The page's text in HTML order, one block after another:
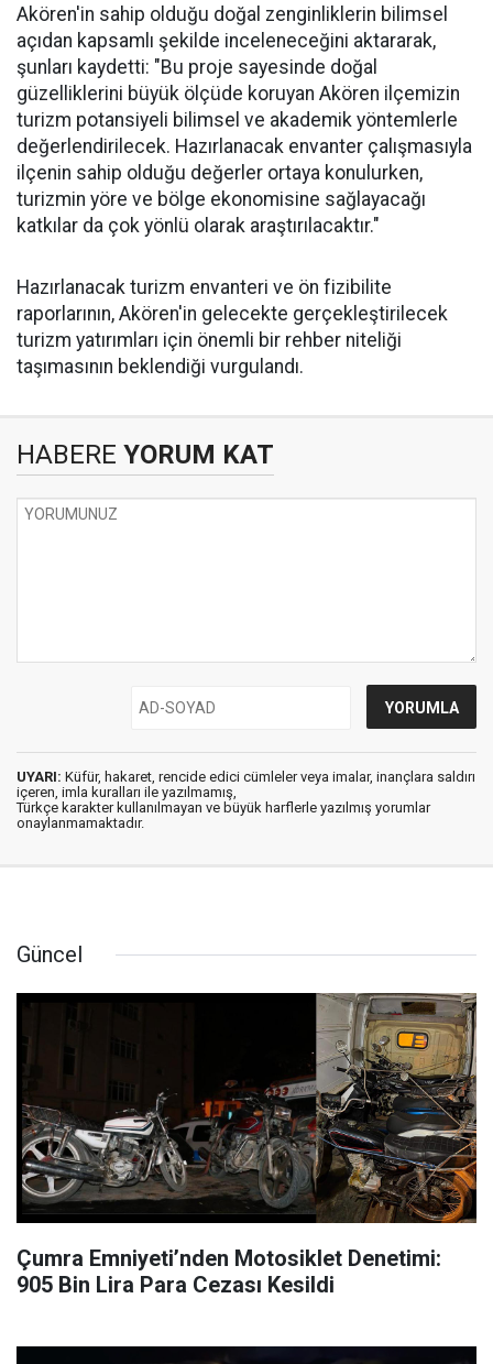
Akören'in sahip olduğu doğal zenginliklerin bilimsel
açıdan kapsamlı şekilde inceleneceğini aktararak,
şunları kaydetti: "Bu proje sayesinde doğal
güzelliklerini büyük ölçüde koruyan Akören ilçemizin
turizm potansiyeli bilimsel ve akademik yöntemlerle
değerlendirilecek. Hazırlanacak envanter çalışmasıyla
ilçenin sahip olduğu değerler ortaya konulurken,
turizmin yöre ve bölge ekonomisine sağlayacağı
katkılar da çok yönlü olarak araştırılacaktır."
Hazırlanacak turizm envanteri ve ön fizibilite
raporlarının, Akören'in gelecekte gerçekleştirilecek
turizm yatırımları için önemli bir rehber niteliği
taşımasının beklendiği vurgulandı.
HABERE YORUM KAT
UYARI: Küfür, hakaret, rencide edici cümleler veya imalar, inançlara saldırı
içeren, imla kuralları ile yazılmamış,
Türkçe karakter kullanılmayan ve büyük harflerle yazılmış yorumlar
onaylanmamaktadır.
Güncel
Çumra Emniyeti’nden Motosiklet Denetimi:
905 Bin Lira Para Cezası Kesildi